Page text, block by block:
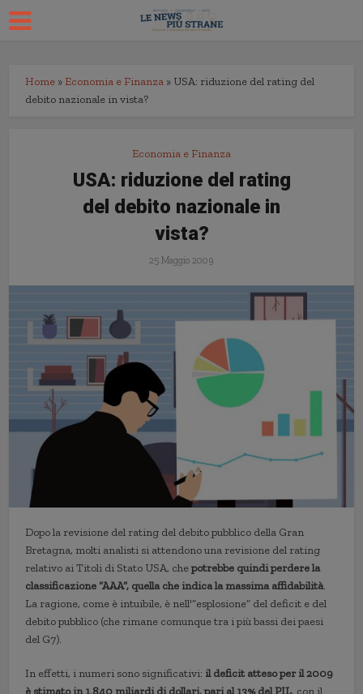
Home » Economia e Finanza » USA: riduzione del rating del
debito nazionale in vista?
Economia e Finanza
USA: riduzione del rating
del debito nazionale in
vista?
25 Maggio 2009
Dopo la revisione del rating del debito pubblico della Gran
Bretagna, molti analisti si attendono una revisione del rating
relativo ai Titoli di Stato USA, chepotrebbe quindi perdere la
classificazione “AAA”, quella che indica la massima affidabilità.
La ragione, come è intuibile, è nell'”esplosione” del deficit e del
debito pubblico (che rimane comunque tra i più bassi dei paesi
del G7).
In effetti, i numeri sono significativi: il deficit atteso per il 2009
è stimato in 1.840 miliardi di dollari, pari al 13% del PIL, con il